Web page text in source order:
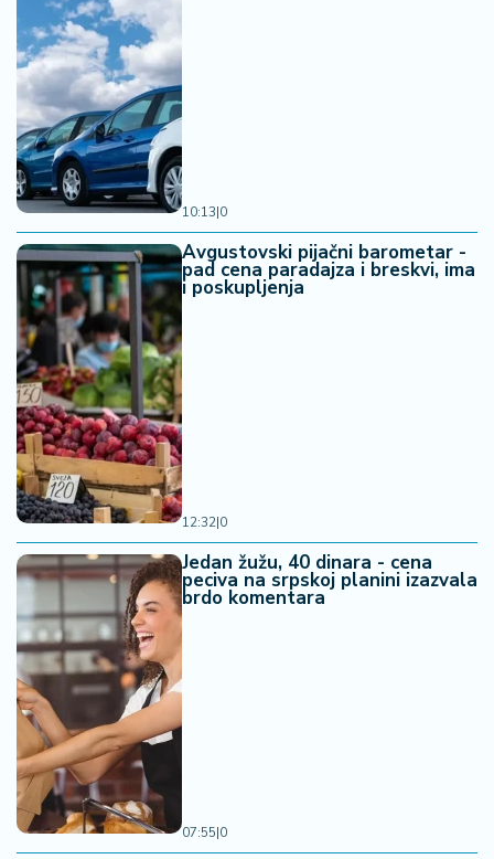
10:13|0
Avgustovski pijačni barometar -
pad cena paradajza i breskvi, ima
i poskupljenja
12:32|0
Jedan žužu, 40 dinara - cena
peciva na srpskoj planini izazvala
brdo komentara
07:55|0